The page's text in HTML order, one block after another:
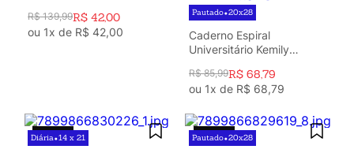
R$ 139,99R$ 42,00
ou 1x de R$ 42,00
Pautado•20x28
Caderno Espiral
Universitário Kemily
White 10 Matérias 160 fls
R$ 85,99R$ 68,79
ou 1x de R$ 68,79
70%OFF
Diária•14 x 21 20%OFF
Pautado•20x28